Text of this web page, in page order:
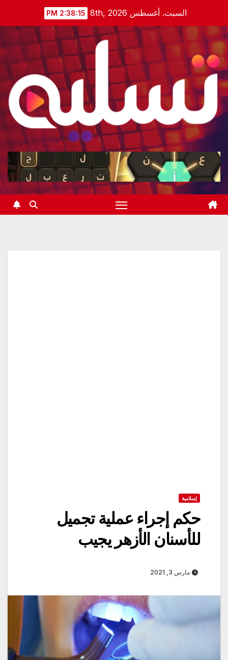
content
السبت. أغسطس 8th, 2026 2:38:16 PM
إسلامية
حكم إجراء عملية تجميل
للأسنان الأزهر يجيب
مارس 3, 2021